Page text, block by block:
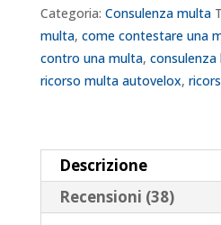
Categoria: Consulenza multa
multa, come contestare una
contro una multa, consulenza
ricorso multa autovelox,
Descrizione
Recensioni (38)